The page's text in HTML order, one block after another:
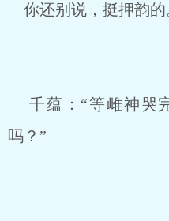
你还别说，挺押韵的
千蕴：“等雌神哭
吗？”